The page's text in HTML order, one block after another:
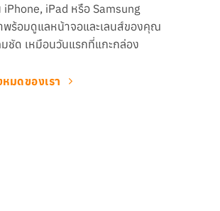
iPhone, iPad หรือ Samsung
พร้อมดูแลหน้าจอและเลนส์ของคุณ
มชัด เหมือนวันแรกที่แกะกล่อง
มดของเรา